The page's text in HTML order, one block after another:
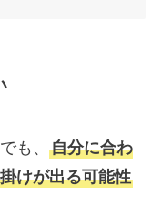
も、 自分に合わ
けが出る可能性